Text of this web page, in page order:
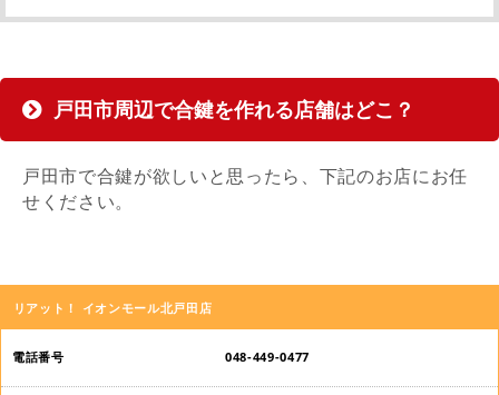
戸田市周辺で合鍵を作れる店舗はどこ？
戸田市で合鍵が欲しいと思ったら、下記のお店にお任
せください。
店
舗
名
リアット！ イオンモール北戸田店
048-449-0477